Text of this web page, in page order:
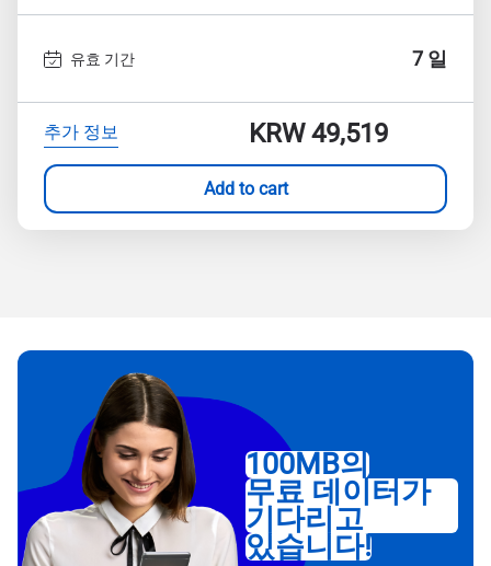
유효 기간 7 일
추가 정보 KRW 49,519
Add to cart
100MB의
무료 데이터가
기다리고
있습니다!